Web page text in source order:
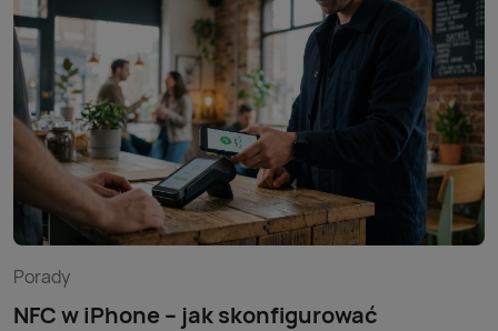
Porady
NFC w iPhone – jak skonfigurować